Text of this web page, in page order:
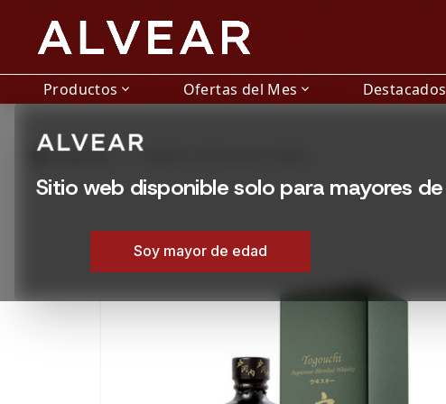
Productos expand_more Ofertas del Mes expand_more Destacados
Sitio web disponible solo para mayores
Soy mayor de edad
grid_view Productos WHISKY TOGOUCHI 9 AÑOS